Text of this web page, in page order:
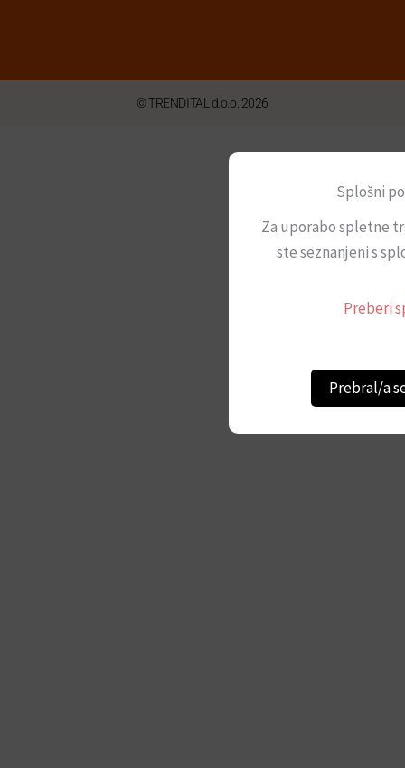
© TRENDITAL d.o.o. 2026
Splošni
Za uporabo spletne
ste seznanjeni s
Preberi
Prebral/a